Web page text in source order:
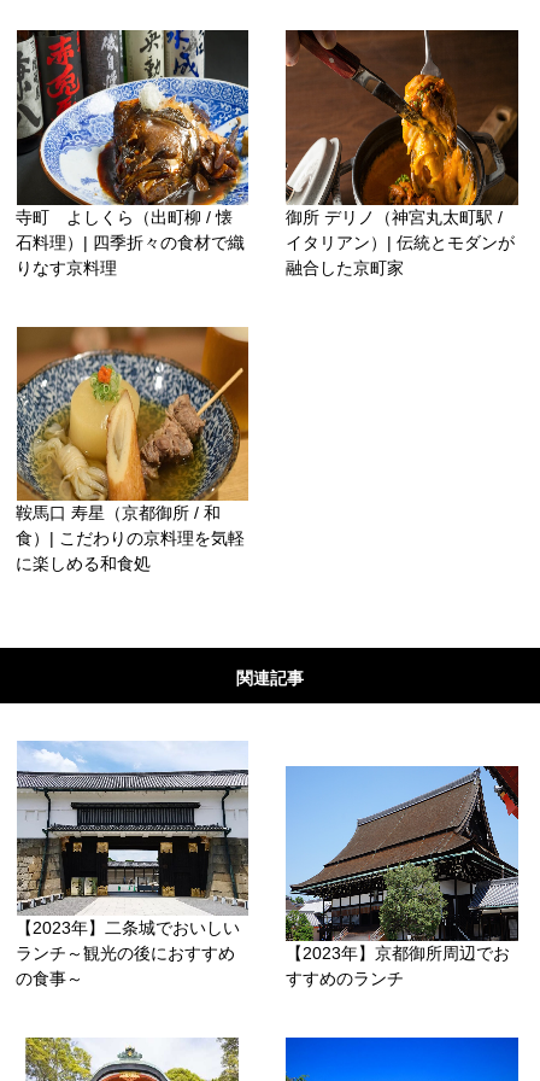
寺町 よしくら（出町柳 / 懐
石料理）| 四季折々の食材で織
りなす京料理
御所 デリノ（神宮丸太町駅 /
イタリアン）| 伝統とモダンが
融合した京町家
鞍馬口 寿星（京都御所 / 和
食）| こだわりの京料理を気軽
に楽しめる和食処
関連記事
【2023年】二条城でおいしい
ランチ～観光の後におすすめ
の食事～
【2023年】京都御所周辺でお
すすめのランチ